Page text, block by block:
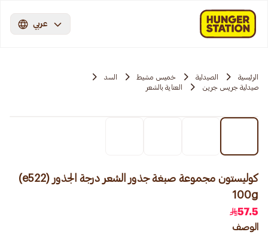
عربي
الرئيسية الصيدلية خميس مشيط
السد
صيدلية جريس جرين
العناية بالشعر
كوليستون مجموعة صبغة جذور الشعر درجة الجذور (e522)
100g
57.5
الوصف